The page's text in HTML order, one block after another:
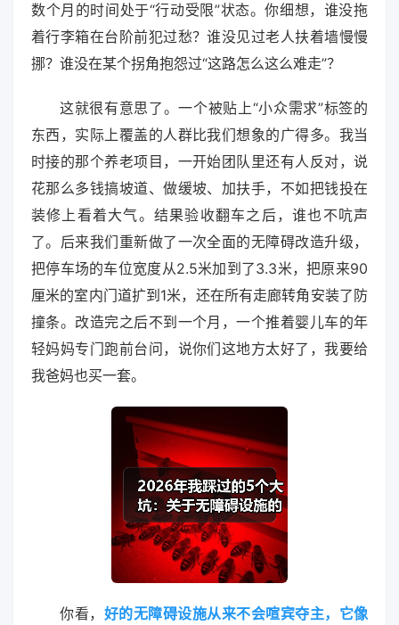
数个月的时间处于“行动受限”状态。你细想，谁没拖
着行李箱在台阶前犯过愁？谁没见过老人扶着墙慢慢
挪？谁没在某个拐角抱怨过“这路怎么这么难走”？
这就很有意思了。一个被贴上“小众需求”标签的
东西，实际上覆盖的人群比我们想象的广得多。我当
时接的那个养老项目，一开始团队里还有人反对，说
花那么多钱搞坡道、做缓坡、加扶手，不如把钱投在
装修上看着大气。结果验收翻车之后，谁也不吭声
了。后来我们重新做了一次全面的无障碍改造升级，
把停车场的车位宽度从2.5米加到了3.3米，把原来90
厘米的室内门道扩到1米，还在所有走廊转角安装了防
撞条。改造完之后不到一个月，一个推着婴儿车的年
轻妈妈专门跑前台问，说你们这地方太好了，我要给
我爸妈也买一套。
你看， 好的无障碍设施从来不会喧宾夺主，它像